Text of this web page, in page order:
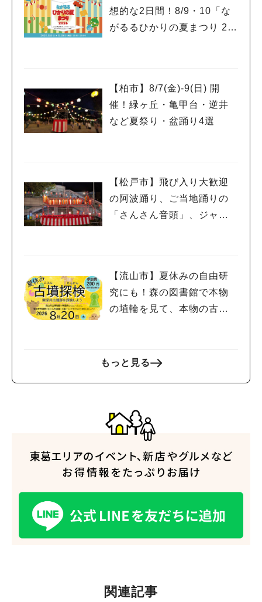
想的な2日間！8/9・10「な
がるるひかりの夏まつり 20
【柏市】8/7(金)‐9(日) 開
催！緑ヶ丘・亀甲台・逆井
など夏祭り・盆踊り4選
【松戸市】飛び入り大歓迎
の阿波踊り、ご当地踊りの
「さんさん音頭」、ジャ
【流山市】夏休みの自由研
究にも！森の図書館で本物
の埴輪を見て、本物の古墳
もっと見る
関連記事